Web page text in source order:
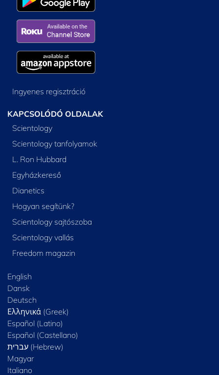
Ingyenes regisztráció
KAPCSOLÓDÓ OLDALAK
Scientology
Scientology tanfolyamok
L. Ron Hubbard
Egyházkereső
Dianetics
Hogyan segítünk?
Scientology sajtószoba
Scientology vallás
Freedom magazin
English
Dansk
Deutsch
Ελληνικά (Greek)
Español (Latino)
Español (Castellano)
Magyar
Italiano